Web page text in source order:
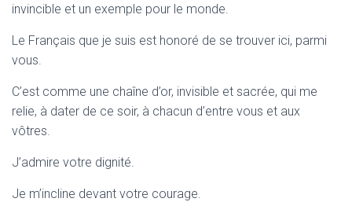
invincible et un exemple pour le monde.
Le Français que je suis est honoré de se trouver ici, parmi
vous.
C’est comme une chaîne d’or, invisible et sacrée, qui me
relie, à dater de ce soir, à chacun d’entre vous et aux
vôtres.
J’admire votre dignité.
Je m’incline devant votre courage.